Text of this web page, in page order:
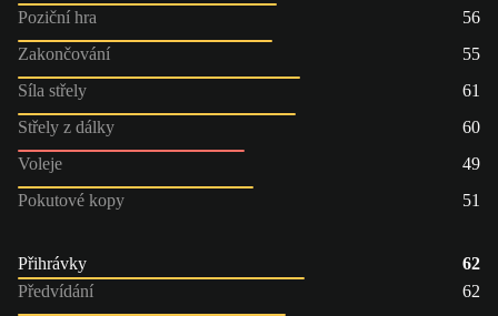
Poziční hra
56
Zakončování
55
Síla střely
61
Střely z dálky
60
Voleje
49
Pokutové kopy
51
Přihrávky
62
Předvídání
62